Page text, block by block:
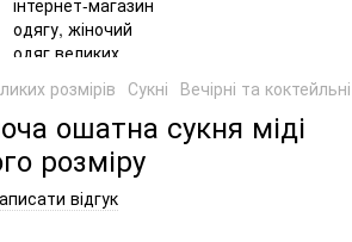
розмірів Сукні Вечірні та коктейльні
ошатна сукня міді
розміру
відгук